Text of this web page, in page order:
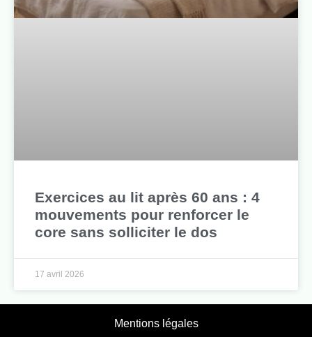
Exercices au lit après 60 ans : 4
mouvements pour renforcer le
core sans solliciter le dos
17 avril 2026
Mentions légales